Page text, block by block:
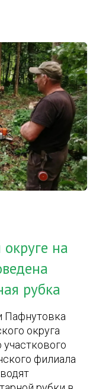
на
рубка
Пафнутовка
округа
филиала